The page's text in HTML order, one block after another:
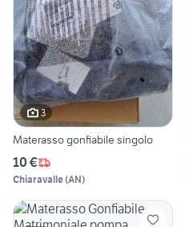
3
Materasso gonfiabile singolo
10 €
Chiaravalle(AN)